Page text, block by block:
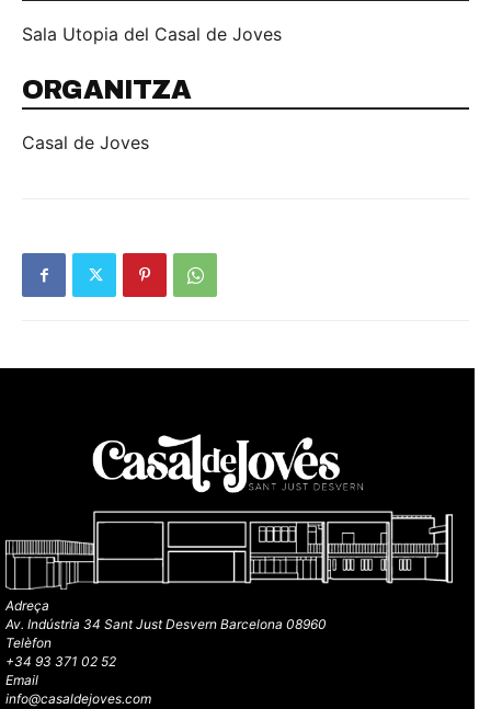
Sala Utopia del Casal de Joves
ORGANITZA
Casal de Joves
Adreça
Av. Indústria 34 Sant Just Desvern Barcelona 08960
Telèfon
+34 93 371 02 52
Email
info@casaldejoves.com